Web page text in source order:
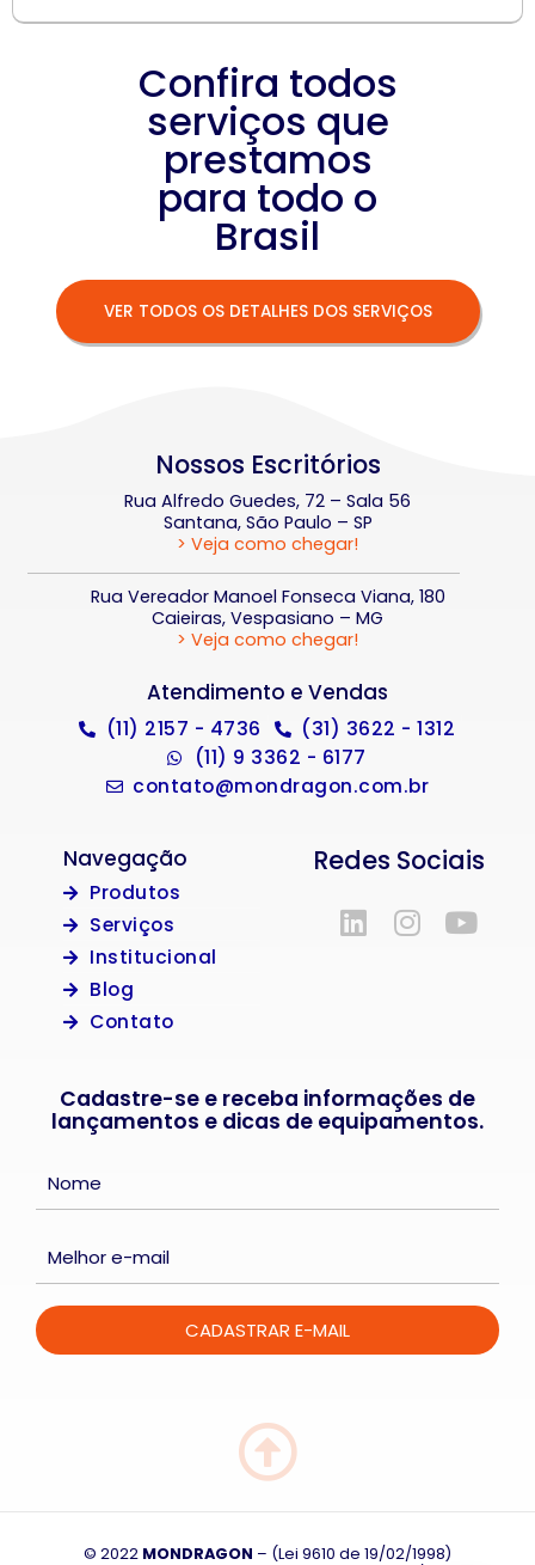
Confira todos
serviços que
prestamos
para todo o
Brasil
VER TODOS OS DETALHES DOS SERVIÇOS
Nossos Escritórios
Rua Alfredo Guedes, 72 – Sala 56
Santana, São Paulo – SP
> Veja como chegar!
Rua Vereador Manoel Fonseca Viana, 180
Caieiras, Vespasiano – MG
> Veja como chegar!
Atendimento e Vendas
(11) 2157 - 4736
(31) 3622 - 1312
(11) 9 3362 - 6177
contato@mondragon.com.br
Navegação
Produtos
Serviços
Institucional
Blog
Contato
Redes Sociais
Cadastre-se e receba informações de
lançamentos e dicas de equipamentos.
© 2022 MONDRAGON – (Lei 9610 de 19/02/1998)